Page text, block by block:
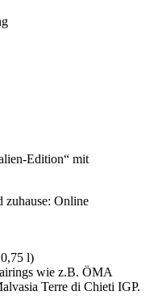
Edition“ mit
zuhause: Online
l)
wie z.B. ÖMA
Terre di Chieti IGP.